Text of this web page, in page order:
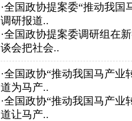
·全国政协提案委“推动我国
调研报道..
·全国政协提案委调研组在
谈会把社会..
·全国政协“推动我国马产业
道为马产..
·全国政协“推动我国马产业
道让马产..